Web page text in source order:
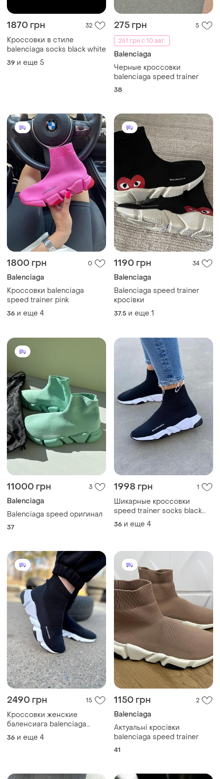
1870 грн 32
Кроссовки в стиле
balenciaga socks black white
39 и еще 5
275 грн
5
261 грн с 10 авг.
Balenciaga
Черные кроссовки
balenciaga speed trainer
38
1800 грн 0
Balenciaga
Кроссовки balenciaga
speed trainer pink
36 и еще 4
1190 грн 34
Balenciaga
Balenciaga speed trainer
кросівки
37.5 и еще 1
11000 грн 3
Balenciaga
Balenciaga speed оригинал
37
1998 грн 1
Шикарные кроссовки
speed trainer socks black
white
36 и еще 4
2490 грн 15
Кроссовки женские
баленсиага balenciaga
speed trainer
36 и еще 4
1150 грн 2
Balenciaga
Актуальні кросівки
balenciaga speed trainer
41